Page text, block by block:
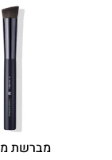
מברשת